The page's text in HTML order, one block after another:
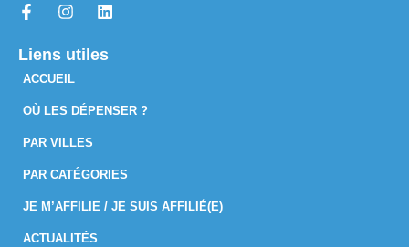
Liens utiles
ACCUEIL
OÙ LES DÉPENSER ?
PAR VILLES
PAR CATÉGORIES
JE M’AFFILIE / JE SUIS AFFILIÉ(E)
ACTUALITÉS